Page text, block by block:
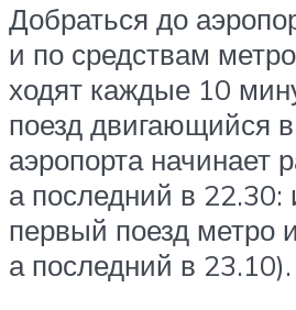
Добраться до
и по средствам
ходят каждые 10
поезд двигающийся
аэропорта начинает
а последний в 22.30:
первый поезд метро
а последний в 23.10).